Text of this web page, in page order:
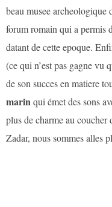
beau musee archeologique
forum romain qui a permis
datant de cette epoque.
(ce qui n’est pas gagne vu
de son succes en matiere
marinqui émet des sons
plus de charme au coucher
Zadar, nous sommes alles